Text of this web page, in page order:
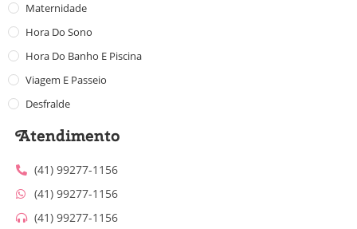
Maternidade
Hora Do Sono
Hora Do Banho E Piscina
Viagem E Passeio
Desfralde
Atendimento
(41) 99277-1156
(41) 99277-1156
(41) 99277-1156